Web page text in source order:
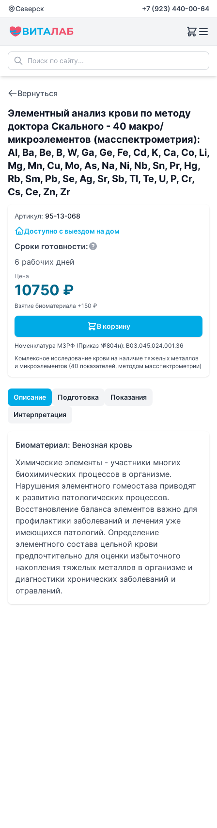
Северск +7 (923) 440-00-64
Вернуться
Элементный анализ крови по методу
доктора Скального - 40 макро/
микроэлементов (масспектрометрия):
Al, Ba, Be, B, W, Ga, Ge, Fe, Cd, K, Ca, Co, Li,
Mg, Mn, Cu, Mo, As, Na, Ni, Nb, Sn, Pr, Hg,
Rb, Sm, Pb, Se, Ag, Sr, Sb, Tl, Te, U, P, Cr,
Cs, Ce, Zn, Zr
Описание Подготовка Показания
Интерпретация
Биоматериал: Венозная кровь
Химические элементы - участники многих
биохимических процессов в организме.
Нарушения элементного гомеостаза приводят
к развитию патологических процессов.
Восстановление баланса элементов важно для
профилактики заболеваний и лечения уже
имеющихся патологий. Определение
элементного состава цельной крови
предпочтительно для оценки избыточного
накопления тяжелых металлов в организме и
диагностики хронических заболеваний и
отравлений.
Артикул: 95-13-068
Доступно с выездом на дом
Сроки готовности:
6 рабочих дней
Цена
10750 ₽
Взятие биоматериала +150 ₽
В корзину
Номенклатура МЗРФ (Приказ №804н): B03.045.024.001.36
Комлексное исследование крови на наличие тяжелых металлов
и микроэлементов (40 показателей, методом масспектрометрии)